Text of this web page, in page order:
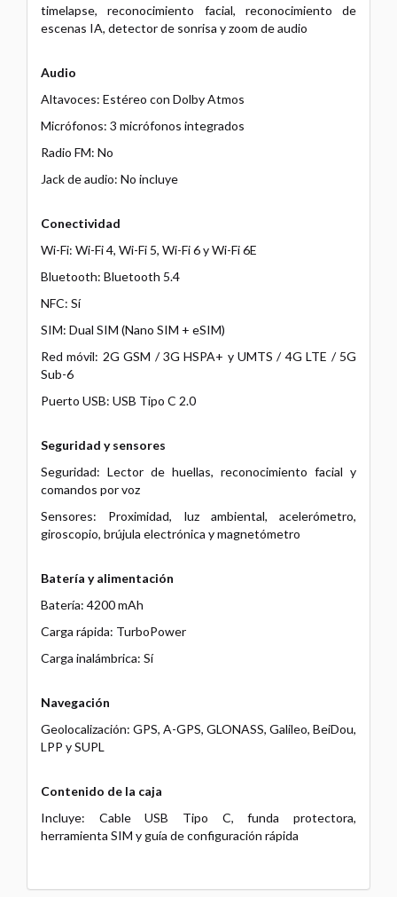
timelapse, reconocimiento facial, reconocimiento de
escenas IA, detector de sonrisa y zoom de audio
Audio
Altavoces: Estéreo con Dolby Atmos
Micrófonos: 3 micrófonos integrados
Radio FM: No
Jack de audio: No incluye
Conectividad
Wi-Fi: Wi-Fi 4, Wi-Fi 5, Wi-Fi 6 y Wi-Fi 6E
Bluetooth: Bluetooth 5.4
NFC: Sí
SIM: Dual SIM (Nano SIM + eSIM)
Red móvil: 2G GSM / 3G HSPA+ y UMTS / 4G LTE / 5G
Sub-6
Puerto USB: USB Tipo C 2.0
Seguridad y sensores
Seguridad: Lector de huellas, reconocimiento facial y
comandos por voz
Sensores: Proximidad, luz ambiental, acelerómetro,
giroscopio, brújula electrónica y magnetómetro
Batería y alimentación
Batería: 4200 mAh
Carga rápida: TurboPower
Carga inalámbrica: Sí
Navegación
Geolocalización: GPS, A-GPS, GLONASS, Galileo, BeiDou,
LPP y SUPL
Contenido de la caja
Incluye: Cable USB Tipo C, funda protectora,
herramienta SIM y guía de configuración rápida